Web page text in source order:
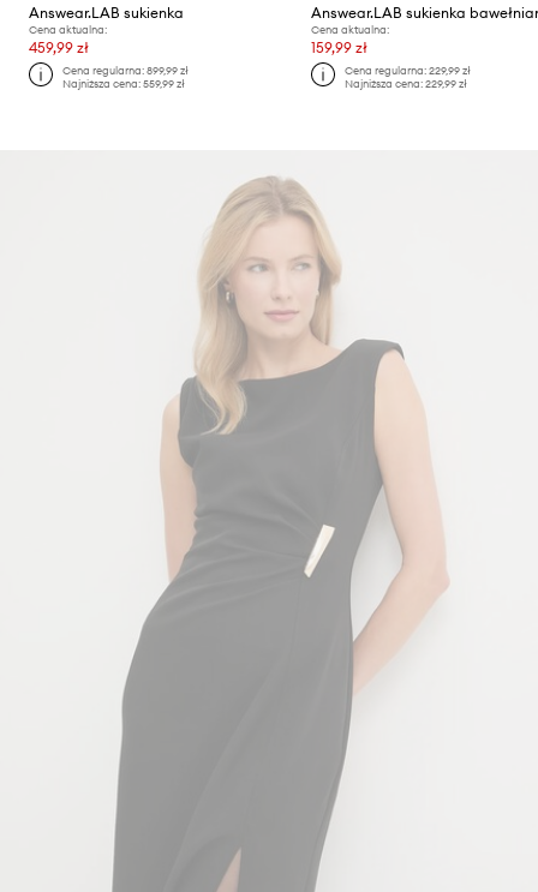
Answear.LAB sukienka
Cena aktualna:
459,99 zł
Cena regularna:899,99 zł
Najniższa cena:559,99 zł
Answear.LAB sukienka
Cena aktualna:
159,99 zł
Cena regularna: 229,99 zł
Najniższa cena: 229,99 zł